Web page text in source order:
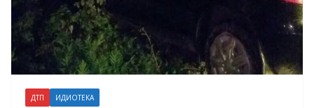
ДТП ИДИОТЕКА